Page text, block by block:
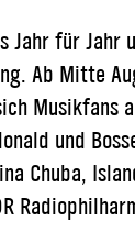
für Jahr
Ab Mitte
Musikfans
und
Chuba,